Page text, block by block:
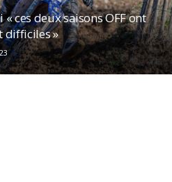
ces deux saisons OFF ont
difficiles »